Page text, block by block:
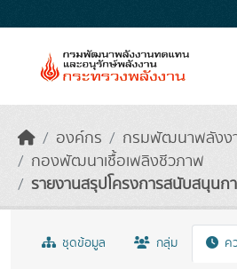
องค์กร
กรมพัฒนาพลังง
กองพัฒนาเชื้อเพลิงชีวภาพ
รายงานสรุปโครงการสนับสนุนก
ชุดข้อมูล กลุ่ม ค